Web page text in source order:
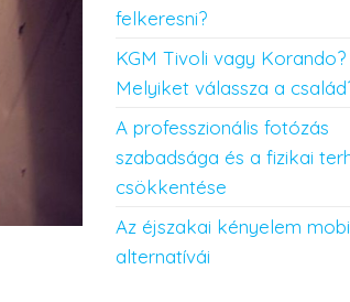
felkeresni?
KGM Tivoli vagy Korando?
Melyiket válassza a
A professzionális fotózás
szabadsága és a fizikai
csökkentése
Az éjszakai kényelem
alternatívái